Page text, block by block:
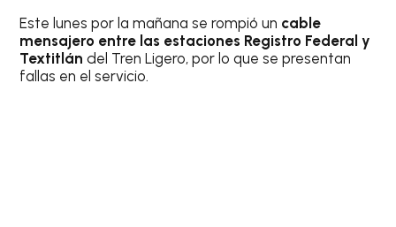
Este lunes por la mañana se rompió un cable
mensajero entre las estaciones Registro Federal y
Textitlán del Tren Ligero, por lo que se presentan
fallas en el servicio.